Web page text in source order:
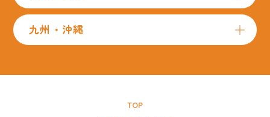
九州・沖縄
TOP